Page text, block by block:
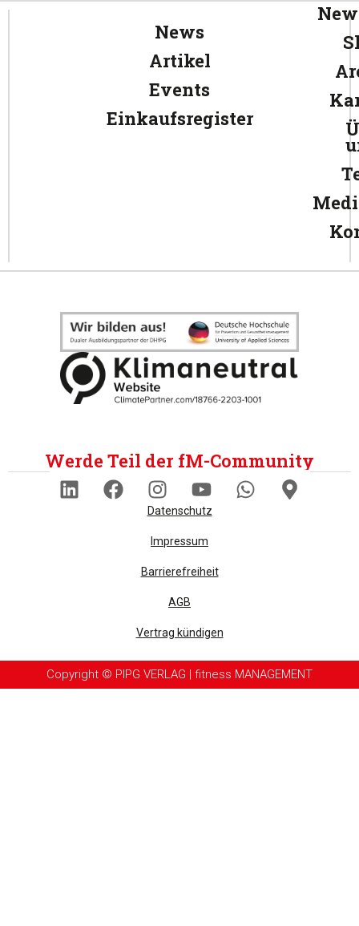
News
Artikel
Events
Einkaufsregister
Werde Teil der fM-Community
Datenschutz
Impressum
Barrierefreiheit
AGB
Vertrag kündigen
Copyright © PIPG VERLAG | fitness MANAGEMENT